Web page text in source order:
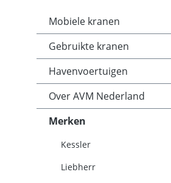
Mobiele kranen
Gebruikte kranen
Havenvoertuigen
Over AVM Nederland
Merken
Kessler
Liebherr